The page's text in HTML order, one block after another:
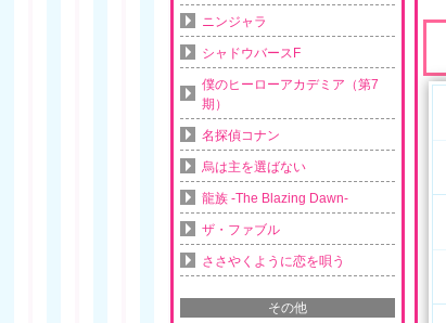
ニンジャラ
シャドウバースF
僕のヒーローアカデミア（第7
期）
名探偵コナン
烏は主を選ばない
龍族 -The Blazing Dawn-
ザ・ファブル
ささやくように恋を唄う
その他